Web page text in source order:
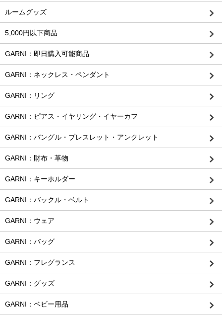
ルームグッズ
5,000円以下商品
GARNI：即日購入可能商品
GARNI：ネックレス・ペンダント
GARNI：リング
GARNI：ピアス・イヤリング・イヤーカフ
GARNI：バングル・ブレスレット・アンクレット
GARNI：財布・革物
GARNI：キーホルダー
GARNI：バックル・ベルト
GARNI：ウェア
GARNI：バッグ
GARNI：フレグランス
GARNI：グッズ
GARNI：ベビー用品